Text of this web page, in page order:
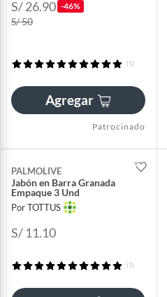
S/ 26.90 -46%
S/ 50
(1)
Agregar
Patrocinado
PALMOLIVE
Jabón en Barra Granada
Empaque 3 Und
Por TOTTUS
S/ 11.10
(1)